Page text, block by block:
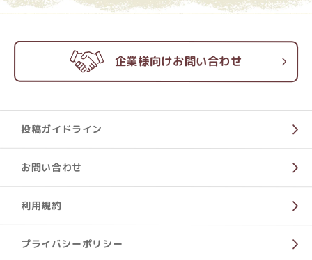
企業様向けお問い合わせ
投稿ガイドライン
お問い合わせ
利用規約
プライバシーポリシー